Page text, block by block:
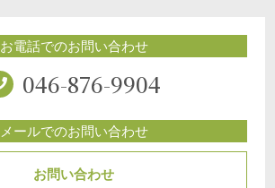
お電話でのお問い合わせ
046-876-9904
メールでのお問い合わせ
お問い合わせ